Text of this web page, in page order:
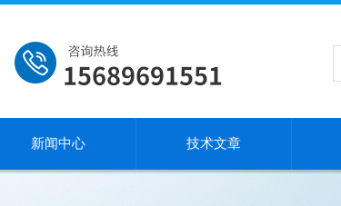
新闻中心 技术文章